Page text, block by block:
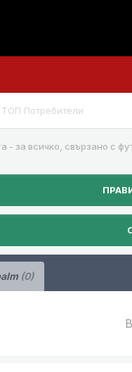
ТОП Потребители
- за всичко, свързано с
(0)